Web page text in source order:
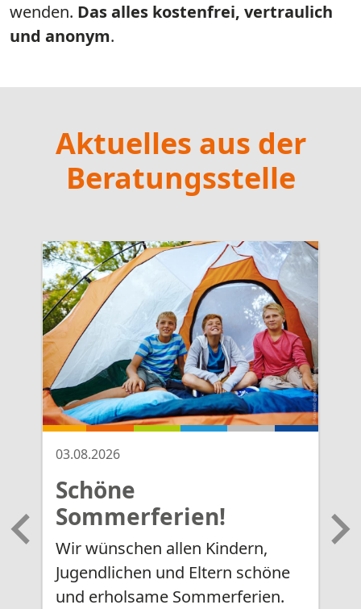
wenden. Das alles kostenfrei, vertraulich
und anonym.
Aktuelles aus der
Beratungsstelle
03.08.2026
Schöne
Sommerferien!
Wir wünschen allen Kindern,
Jugendlichen und Eltern schöne
und erholsame Sommerferien.